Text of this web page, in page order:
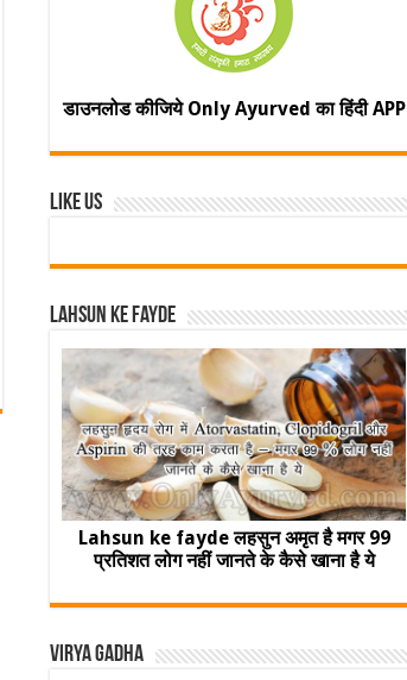
डाउनलोड कीजिये Only Ayurved का हिंदी APP
Like Us
Lahsun ke fayde
Lahsun ke fayde लहसुन अमृत है मगर 99
प्रतिशत लोग नहीं जानते के कैसे खाना है ये
Virya Gadha